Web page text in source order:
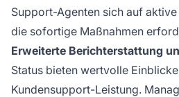
Support-Agenten sich auf
die sofortige Maßnahmen
Erweiterte Berichterstattung
Status bieten wertvolle
Kundensupport-Leistung.